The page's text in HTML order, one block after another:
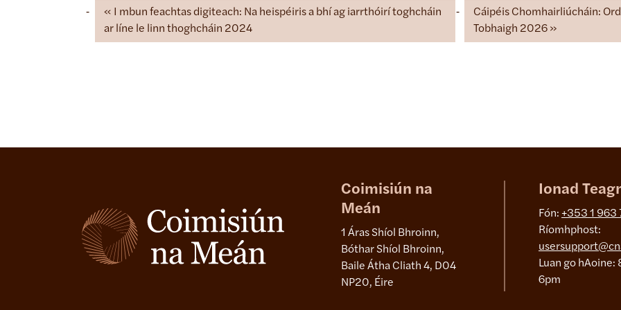
I mbun feachtas digiteach: Na heispéiris a bhí ag iarrthóirí toghcháin
ar líne le linn thoghcháin 2024
Cáipéis Chomhairliúcháin:
Tobhaigh 2026
Coimisiún na
Meán
1 Áras Shíol Bhroinn,
Bóthar Shíol Bhroinn,
Baile Átha Cliath 4, D04
NP20, Éire
Ionad
Fón: +353 1 963
Ríomhphost:
Luan go hAoine:
6pm